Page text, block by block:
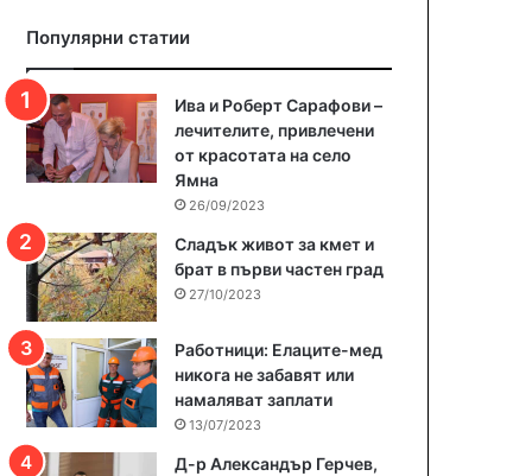
Популярни статии
Ива и Роберт Сарафови –
лечителите, привлечени
от красотата на село
Ямна
26/09/2023
Сладък живот за кмет и
брат в първи частен град
27/10/2023
Работници: Елаците-мед
никога не забавят или
намаляват заплати
13/07/2023
Д-р Александър Герчев,